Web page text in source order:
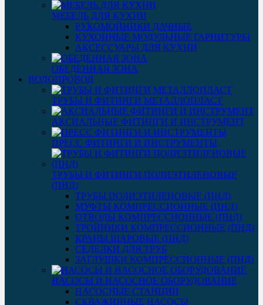
МЕБЕЛЬ ДЛЯ КУХНИ
РУКОМОЙНИКИ ДАЧНЫЕ
КУХОННЫЕ МОДУЛЬНЫЕ ГАРНИТУРЫ
АКСЕССУАРЫ ДЛЯ КУХНИ
ОБЕДЕННАЯ ЗОНА
ВОДОПРОВОД
ТРУБЫ И ФИТИНГИ МЕТАЛЛОПЛАСТ
АКСИАЛЬНЫЕ ФИТИНГИ И ИНСТРУМЕНТ
ПРЕСС ФИТИНГИ И ИНСТРУМЕНТЫ
ТРУБЫ И ФИТИНГИ ПОЛИЭТИЛЕНОВЫЕ
(ПНД)
ТРУБЫ ПОЛИЭТИЛЕНОВЫЕ (ПНД)
МУФТЫ КОМПРЕССИОННЫЕ (ПНД)
ОТВОДЫ КОМПРЕССИОННЫЕ (ПНД)
ТРОЙНИКИ КОМПРЕССИОННЫЕ (ПНД)
КРАНЫ ШАРОВЫЕ (ПНД)
СЕДЕЛКИ ДЛЯ ТРУБ
ЗАГЛУШКИ КОМПРЕССИОННЫЕ (ПНД)
НАСОСЫ И НАСОСНОЕ ОБОРУДОВАНИЕ
НАСОСНЫЕ СТАНЦИИ
СКВАЖИННЫЕ НАСОСЫ